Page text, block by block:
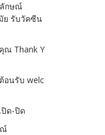
กษณ์
ย รับวัคซีน
ณ Thank Y
อนรับ welc
ปิด-ปิด
ณ์